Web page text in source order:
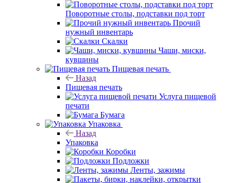
Поворотные столы, подставки под торт
Прочий
нужный инвентарь
Скалки
Чаши, миски,
кувшины
Пищевая печать
Назад
Пищевая печать
Услуга пищевой
печати
Бумага
Упаковка
Назад
Упаковка
Коробки
Подложки
Ленты, зажимы